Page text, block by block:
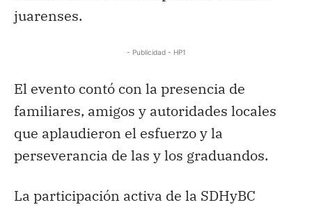
juarenses.
- Publicidad - HP1
El evento contó con la presencia de
familiares, amigos y autoridades locales
que aplaudieron el esfuerzo y la
perseverancia de las y los graduandos.
La participación activa de la SDHyBC